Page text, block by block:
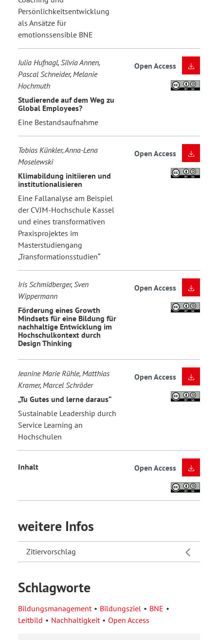
Persönlichkeitsentwicklung
als Ansätze für
emotionssensible BNE
Julia Hufnagl, Silvia Annen,
Pascal Schneider, Melanie
Hochmuth
Studierende auf dem Weg zu
Global Employees?
Eine Bestandsaufnahme
Open Access
Tobias Künkler, Anna-Lena
Moselewski
Klimabildung initiieren und
institutionalisieren
Eine Fallanalyse am Beispiel
der CVJM-Hochschule Kassel
und eines transformativen
Praxisprojektes im
Masterstudiengang
„Transformationsstudien“
Open Access
Iris Schmidberger, Sven
Wippermann
Förderung eines Growth
Mindsets für eine Bildung für
nachhaltige Entwicklung im
Hochschulkontext durch
Design Thinking
Open Access
Jeanine Marie Rühle, Matthias
Kramer, Marcel Schröder
„Tu Gutes und lerne daraus“
Sustainable Leadership durch
Service Learning an
Hochschulen
Open Access
Inhalt Open Access
weitere Infos
Zitiervorschlag
Schlagworte
Bildungsmanagement Bildungsziel
BNE
Leitbild
Nachhaltigkeit Open Access